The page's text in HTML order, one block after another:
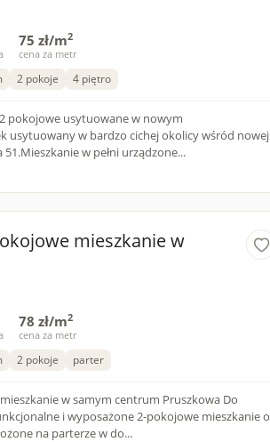
75 zł/m2
cena za metr
2 pokoje 4 piętro
pokojowe usytuowane w nowym
usytuowany w bardzo cichej okolicy wśród nowej
w pełni urządzone...
mieszkanie w
78 zł/m2
cena za metr
2 pokoje parter
w samym centrum Pruszkowa Do
i wyposażone 2-pokojowe mieszkanie o
na parterze w do...